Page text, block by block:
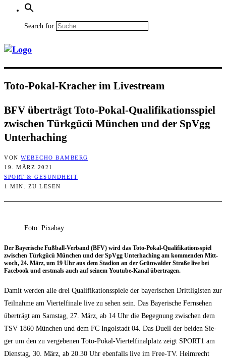
Search for:
Toto-Pokal-Kra­cher im Livestream
BFV über­trägt Toto-Pokal-Qua­li­fi­ka­ti­ons­spiel
zwi­schen Türk­gücü Mün­chen und der SpVgg
Unterhaching
VON WEBECHO BAMBERG
19. MÄRZ 2021
SPORT & GESUNDHEIT
1 MIN. ZU LESEN
Foto: Pixabay
Der Baye­ri­sche Fuß­ball-Ver­band (BFV) wird das Toto-Pokal-Qua­li­fi­ka­ti­ons­spiel
zwi­schen Türk­gücü Mün­chen und der SpVgg Unter­ha­ching am kom­men­den Mitt­
woch, 24. März, um 19 Uhr aus dem Sta­di­on an der Grün­wal­der Stra­ße live bei
Face­book und erst­mals auch auf sei­nem You­tube-Kanal übertragen.
Damit wer­den alle drei Qua­li­fi­ka­ti­ons­spie­le der baye­ri­schen Dritt­li­gis­ten zur
Teil­nah­me am Vier­tel­fi­na­le live zu sehen sein. Das Baye­ri­sche Fern­se­hen
über­trägt am Sams­tag, 27. März, ab 14 Uhr die Begeg­nung zwi­schen dem
TSV 1860 Mün­chen und dem FC Ingol­stadt 04. Das Duell der bei­den Sie­
ger um den zu ver­ge­be­nen Toto-Pokal-Vier­tel­fi­nal­platz zeigt SPORT1 am
Diens­tag, 30. März, ab 20.30 Uhr eben­falls live im Free-TV. Heim­recht